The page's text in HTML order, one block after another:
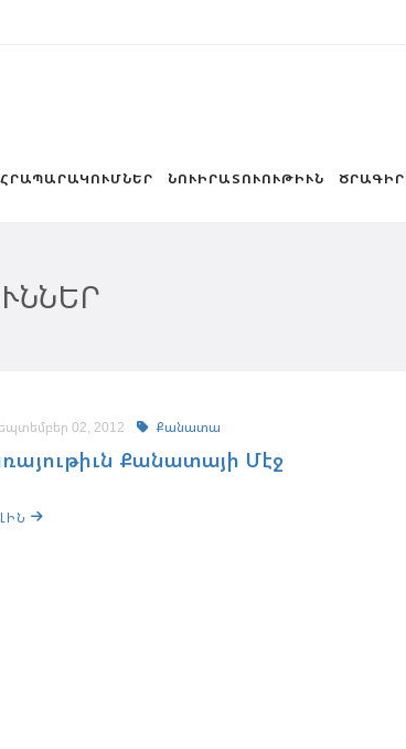
ՀՐԱՊԱՐԱԿՈՒՄՆԵՐ ՆՈՒԻՐԱՏՈՒՈՒԹԻՒՆ
02, 2012 Քանատա
Քանատայի Մէջ